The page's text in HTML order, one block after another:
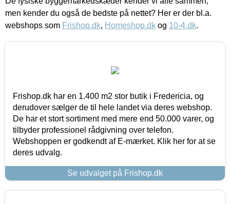
men kender du også de bedste på nettet? Her er der bl.a.
webshops som Frishop.dk, Homeshop.dk og 10-4.dk.
Frishop.dk har en 1.400 m2 stor butik i Fredericia, og
derudover sælger de til hele landet via deres webshop.
De har et stort sortiment med mere end 50.000 varer, og
tilbyder professionel rådgivning over telefon.
Webshoppen er godkendt af E-mærket. Klik her for at se
deres udvalg.
Se udvalget på Frishop.dk